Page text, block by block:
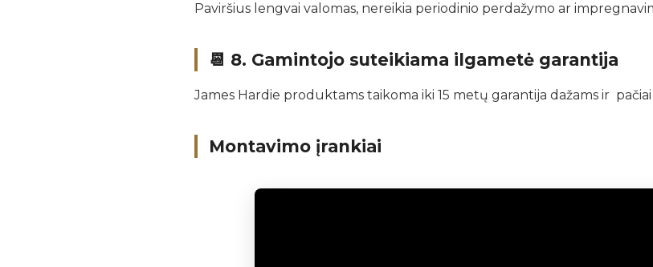
Paviršius lengvai valomas, nereikia periodinio perdažymo ar
📆 8. Gamintojo suteikiama ilgametė garantija
James Hardie produktams taikoma iki 15 metų garantija dažams ir
Montavimo įrankiai